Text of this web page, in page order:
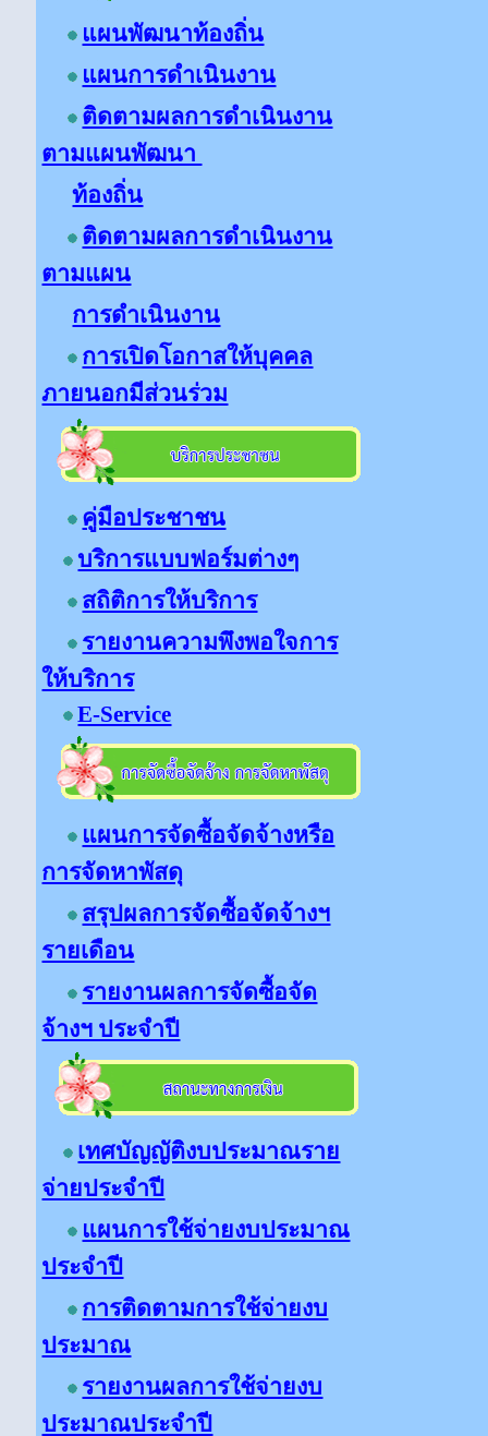
แผนพัฒนาท้องถิ่น
แผนการดำเนินงาน
ติดตามผลการดำเนินงาน
ตามแผนพัฒนา
ท้องถิ่น
ติดตามผลการดำเนินงาน
ตามแผน
การดำเนินงาน
การเปิดโอกาสให้บุคคล
ภายนอกมีส่วนร่วม
คู่มือประชาชน
บริการแบบฟอร์มต่างๆ
สถิติการให้บริการ
รายงานความพึงพอใจการ
ให้บริการ
E-Service
แผนการจัดซื้อจัดจ้างหรือ
การจัดหาพัสดุ
สรุปผลการจัดซื้อจัดจ้างฯ
รายเดือน
รายงานผลการจัดซื้อจัด
จ้างฯ ประจำปี
เทศบัญญัติงบประมาณราย
จ่ายประจำปี
แผนการใช้จ่ายงบประมาณ
ประจำปี
การติดตามการใช้จ่ายงบ
ประมาณ
รายงานผลการใช้จ่ายงบ
ประมาณประจำปี